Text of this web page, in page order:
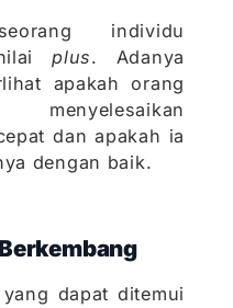
individu
nilaiplus. Adanya
apakah orang
dan apakah ia
dengan baik.
dapat ditemui